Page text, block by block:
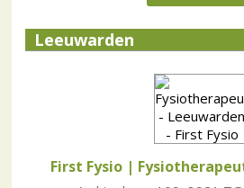
Leeuwarden
First Fysio |